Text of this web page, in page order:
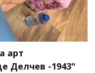
арт
Делчев -1943"